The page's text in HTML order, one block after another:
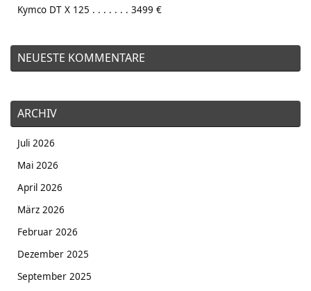
Kymco DT X 125 . . . . . . . 3499 €
NEUESTE KOMMENTARE
ARCHIV
Juli 2026
Mai 2026
April 2026
März 2026
Februar 2026
Dezember 2025
September 2025